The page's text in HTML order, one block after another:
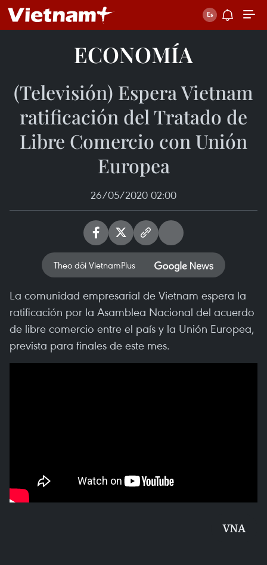
ECONOMÍA
(Televisión) Espera Vietnam
ratificación del Tratado de
Libre Comercio con Unión
Europea
26/05/2020 02:00
Theo dõi VietnamPlus
La comunidad empresarial de Vietnam espera la
ratificación por la Asamblea Nacional del acuerdo
de libre comercio entre el país y la Unión Europea,
prevista para finales de este mes.
VNA